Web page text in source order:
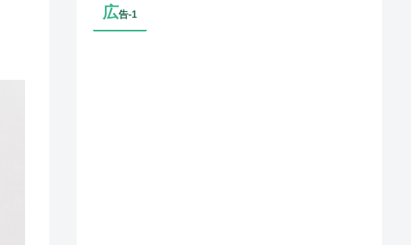
広告-1